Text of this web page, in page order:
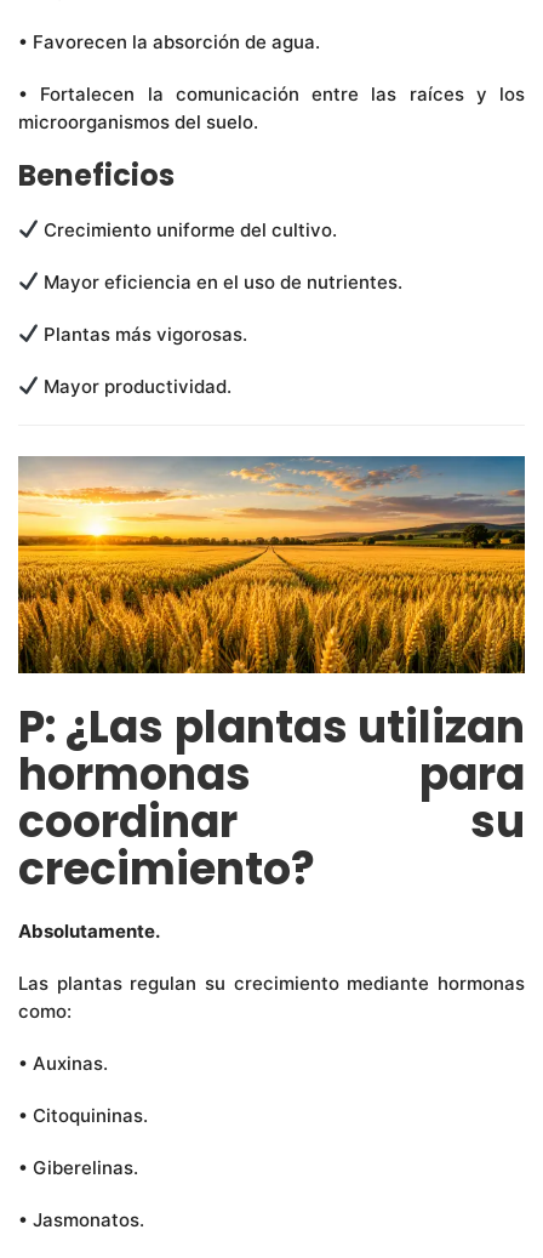
• Favorecen la absorción de agua.
• Fortalecen la comunicación entre las raíces y los
microorganismos del suelo.
Beneficios
Crecimiento uniforme del cultivo.
Mayor eficiencia en el uso de nutrientes.
Plantas más vigorosas.
Mayor productividad.
P: ¿Las plantas utilizan
hormonas para
coordinar su
crecimiento?
Absolutamente.
Las plantas regulan su crecimiento mediante hormonas
como:
• Auxinas.
• Citoquininas.
• Giberelinas.
• Jasmonatos.